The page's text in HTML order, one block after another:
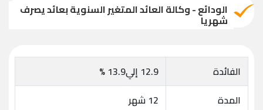
الودائع - وكالة العائد المتغير السنوية بعائد يصرف
شهريا
الفائدة
12.9 إلي13.9 %
المدة
12 شهر